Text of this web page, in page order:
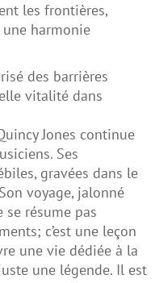
les frontières,
harmonie
des barrières
vitalité dans
Jones continue
Ses
gravées dans le
voyage, jalonné
se résume pas
c’est une leçon
une vie dédiée à la
une légende. Il est